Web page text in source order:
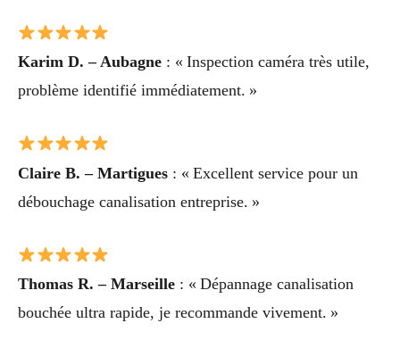
Karim D. – Aubagne : « Inspection caméra très utile,
problème identifié immédiatement. »
Claire B. – Martigues : « Excellent service pour un
débouchage canalisation entreprise. »
Thomas R. – Marseille : « Dépannage canalisation
bouchée ultra rapide, je recommande vivement. »